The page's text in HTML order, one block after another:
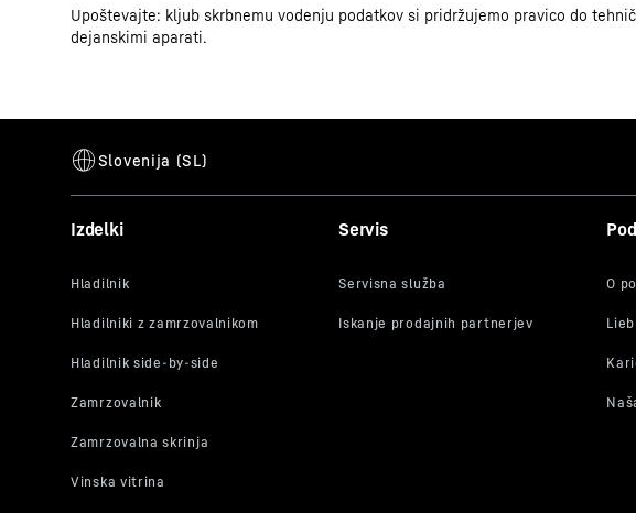
GTIN
Upoštevajte: kljub skrbnemu vodenju podatkov si pridržujemo pravico do
dejanskimi aparati.
Izdelki Servis